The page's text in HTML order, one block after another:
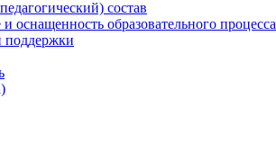
состав
оснащенность образовательного процесса
поддержки